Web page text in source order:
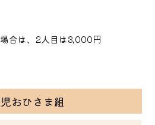
合は、2人目は3,000円
おひさま組